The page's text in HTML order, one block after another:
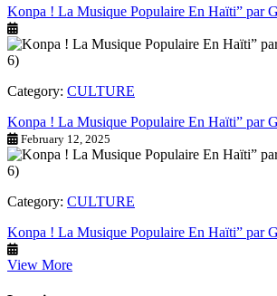
Konpa ! La Musique Populaire En Haïti” par
Category: CULTURE
Konpa ! La Musique Populaire En Haïti” par
February 12, 2025
Category: CULTURE
Konpa ! La Musique Populaire En Haïti” par
View More